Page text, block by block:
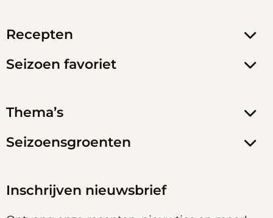
Recepten
Seizoen favoriet
Thema’s
Seizoensgroenten
Inschrijven nieuwsbrief